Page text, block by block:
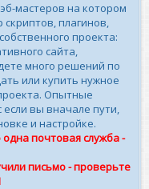
мастеров на котором
плагинов,
проекта:
сайта,
много решений по
или купить нужное
Опытные
вы вначале пути,
и настройке.
одна почтовая служба -
письмо - проверьте